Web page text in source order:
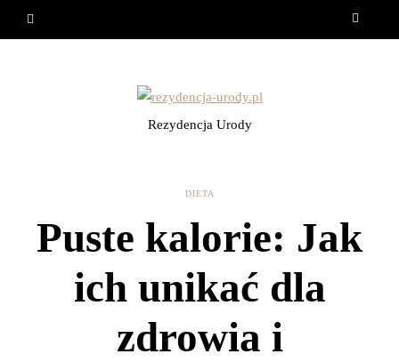
Rezydencja Urody
DIETA
Puste kalorie: Jak
ich unikać dla
zdrowia i